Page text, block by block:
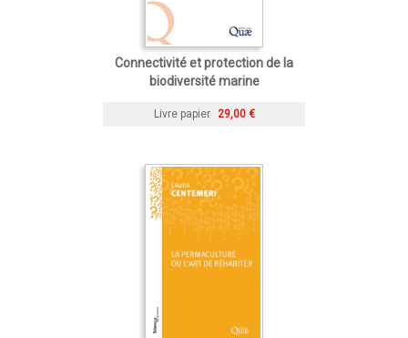
Connectivité et protection de la
biodiversité marine
Livre papier 29,00 €